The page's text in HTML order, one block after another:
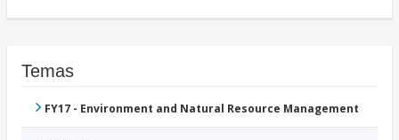
Temas
FY17 - Environment and Natural Resource Management